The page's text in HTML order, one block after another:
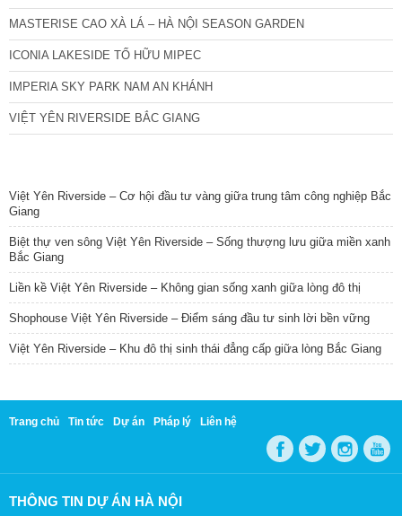
MASTERISE CAO XÀ LÁ – HÀ NỘI SEASON GARDEN
ICONIA LAKESIDE TỐ HỮU MIPEC
IMPERIA SKY PARK NAM AN KHÁNH
VIỆT YÊN RIVERSIDE BẮC GIANG
Việt Yên Riverside – Cơ hội đầu tư vàng giữa trung tâm công nghiệp Bắc
Giang
Biệt thự ven sông Việt Yên Riverside – Sống thượng lưu giữa miền xanh
Bắc Giang
Liền kề Việt Yên Riverside – Không gian sống xanh giữa lòng đô thị
Shophouse Việt Yên Riverside – Điểm sáng đầu tư sinh lời bền vững
Việt Yên Riverside – Khu đô thị sinh thái đẳng cấp giữa lòng Bắc Giang
Trang chủ Tin tức Dự án Pháp lý Liên hệ
THÔNG TIN DỰ ÁN HÀ NỘI